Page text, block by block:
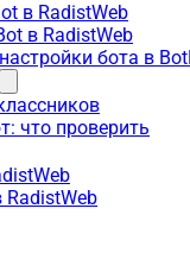
в RadistWeb
в RadistWeb
бота в
что проверить